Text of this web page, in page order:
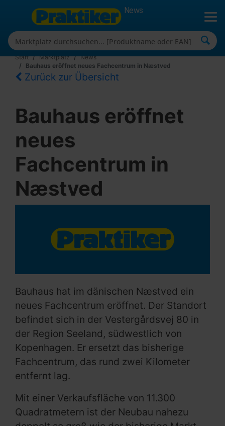
News
Start Marktplatz
News
Bauhaus eröffnet neues Fachcentrum in Næstved
Zurück zur Übersicht
Bauhaus eröffnet
neues
Fachcentrum in
Næstved
Bauhaus hat im dänischen Næstved ein
neues Fachcentrum eröffnet. Der Standort
befindet sich in der Vestergårdsvej 80 in
der Region Seeland, südwestlich von
Kopenhagen. Er ersetzt das bisherige
Fachcentrum, das rund zwei Kilometer
entfernt lag.
Mit einer Verkaufsfläche von 11.300
Quadratmetern ist der Neubau nahezu